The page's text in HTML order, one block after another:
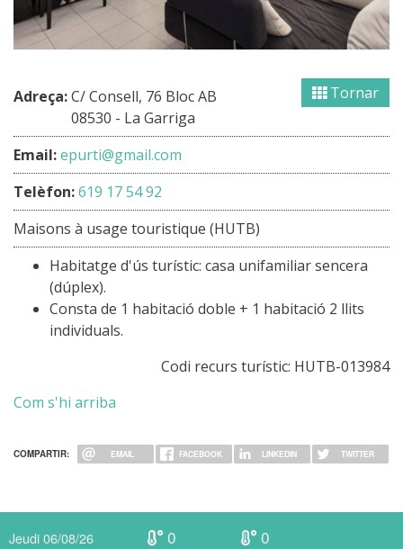
Tornar
Adreça:C/ Consell, 76 Bloc AB
08530 - La Garriga
Email:epurti@gmail.com
Telèfon:619 17 54 92
Maisons à usage touristique (HUTB)
Habitatge d'ús turístic: casa unifamiliar sencera
(dúplex).
Consta de 1 habitació doble + 1 habitació 2 llits
individuals.
Codi recurs turístic: HUTB-013984
Com s'hi arriba
COMPARTIR: EMAIL FACEBOOK LINKEDIN TWITTER
Jeudi 06/08/26 0 0